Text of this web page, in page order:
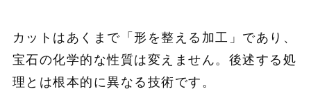
カットはあくまで「形を整える加工」であり、
宝石の化学的な性質は変えません。後述する処
理とは根本的に異なる技術です。